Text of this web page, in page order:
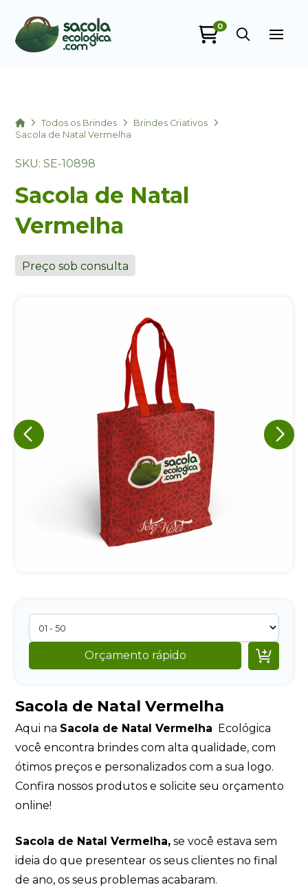
0
HomeTodos os Brindes
Brindes Criativos
Sacola de Natal Vermelha
SKU: SE-10898
Sacola de Natal
Vermelha
Preço sob consulta
Orçamento rápido 
Sacola de Natal Vermelha
Aqui na Sacola de Natal Vermelha Ecológica
você encontra brindes com alta qualidade, com
ótimos preços e personalizados com a sua logo.
Confira nossos produtos e solicite seu orçamento
online!
Sacola de Natal Vermelha, se você estava sem
ideia do que presentear os seus clientes no final
de ano, os seus problemas acabaram.
+55
Eu concordo em receber comunicações.
A nossa empresa está comprometida a proteger e respeitar
sua privacidade, utilizaremos seus dados apenas para fins
de marketing. Você pode alterar suas preferências a
qualquer momento.
Iniciar conversa